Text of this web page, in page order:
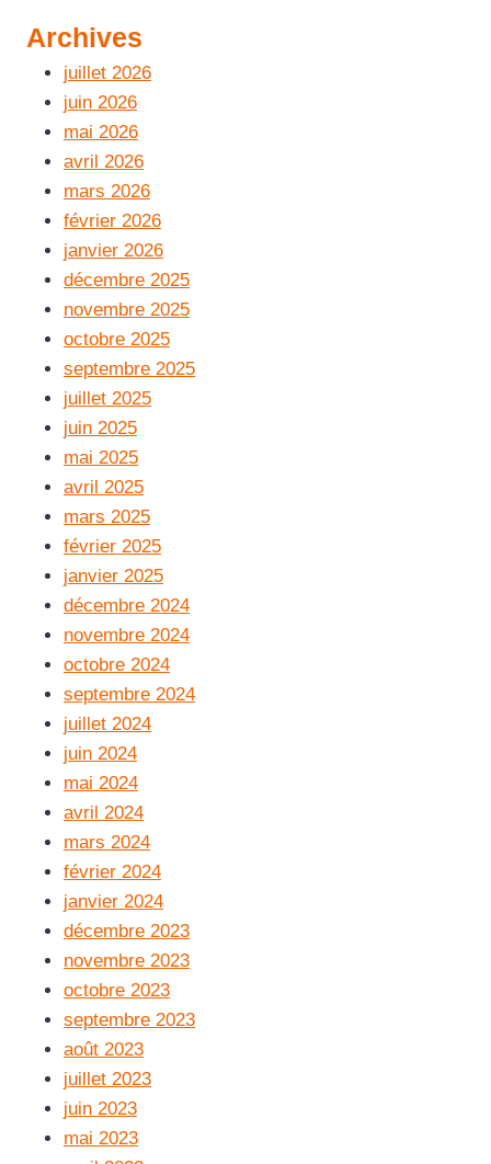
Archives
juillet 2026
juin 2026
mai 2026
avril 2026
mars 2026
février 2026
janvier 2026
décembre 2025
novembre 2025
octobre 2025
septembre 2025
juillet 2025
juin 2025
mai 2025
avril 2025
mars 2025
février 2025
janvier 2025
décembre 2024
novembre 2024
octobre 2024
septembre 2024
juillet 2024
juin 2024
mai 2024
avril 2024
mars 2024
février 2024
janvier 2024
décembre 2023
novembre 2023
octobre 2023
septembre 2023
août 2023
juillet 2023
juin 2023
mai 2023